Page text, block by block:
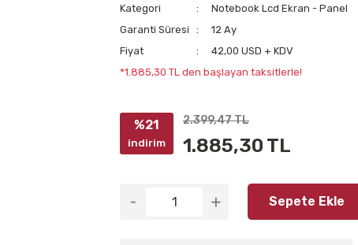
Kategori
Notebook Lcd Ekran - Panel
Garanti Süresi
12 Ay
Fiyat
42,00 USD + KDV
*1.885,30 TL den başlayan taksitlerle!
%21
indirim
2.399,47 TL
1.885,30 TL
Sepete Ekle